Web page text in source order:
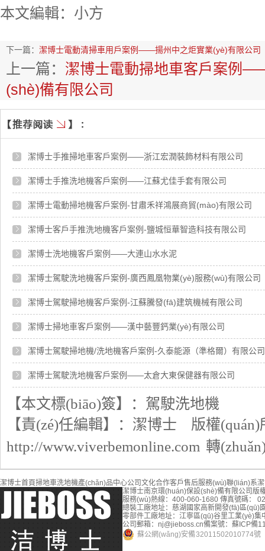
本文編輯：小方
下一篇： 潔博士電動清掃車用戶案例——揚州中之炬實業(yè)有限公司
上一篇： 潔博士電動掃地車客戶案例
(shè)備有限公司
潔博士手推掃地車客戶案例——浙江宏潤裝飾材料有限公司
潔博士手推洗地機客戶案例——江蘇尤佳手套有限公司
潔博士電動掃地機客戶案例-甘肅禾祥鴻展商貿(mào)有限公司
潔博士客戶手推洗地機客戶案例-鹽城恒華智造科技有限公司
潔博士洗地機客戶案例——大連山水水泥
潔博士駕駛洗地機客戶案例-廣西鳳凰物業(yè)服務(wù)有限公司
潔博士駕駛掃地機客戶案例-江蘇騰發(fā)建筑機械有限公司
潔博士掃地車客戶案例——漢中藝豐鈣業(yè)有限公司
潔博士駕駛掃地機/洗地機客戶案例-久泰能源（準格爾）有限公司
潔博士駕駛洗地機客戶案例——太倉大東保健器有限公司
【本文標(biāo)簽】： 駕駛洗地機
【責(zé)任編輯】： 潔博士
版權(quán)
http://www.viverbemonline.com 轉
潔博士首頁掃地車洗地機產(chǎn)品中心公司文化合作客戶售后服務(wù)聯(lián)系
潔博士南京環(huán)保設(shè)備有限公司 版
服務(wù)熱線：400-060-1680 傳真號碼：
總裝工廠地址：慈湖國家高新開發(fā)區(qū)
零部件工廠地址：江寧區(qū)谷里工業(yè)集
公司郵箱：nj@jieboss.cn備案號： 蘇ICP備
蘇公網(wǎng)安備 32011502010774號